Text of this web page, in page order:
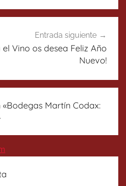
Entrada siguiente
el Vino os desea Feliz Año
Nuevo!
Bodegas Martín Codax: